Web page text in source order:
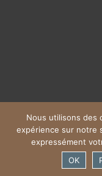
Crédit : Air
Nous utilisons des
expérience sur notre
expressément
OK